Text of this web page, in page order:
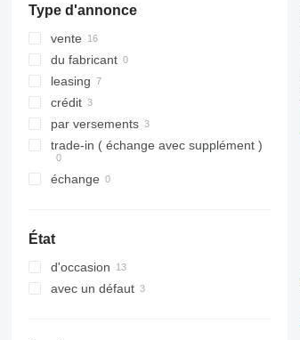
Type d'annonce
vente
du fabricant
leasing
crédit
par versements
trade-in ( échange avec supplément )
échange
État
d'occasion
avec un défaut